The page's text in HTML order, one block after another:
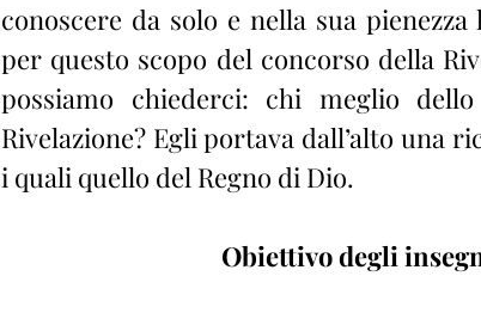
conoscere da solo e nella sua
per questo scopo del concorso della
possiamo chiederci: chi meglio
Rivelazione? Egli portava dall’alto una
i quali quello del Regno di Dio.
Obiettivo degli